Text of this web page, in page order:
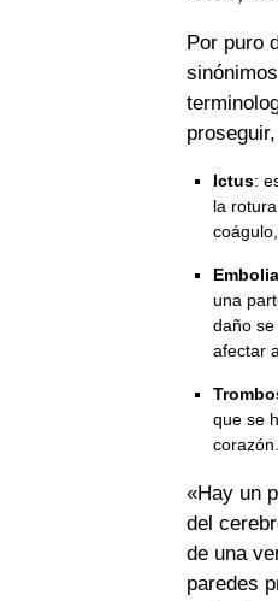
Por puro
Ictus:
la
Embolia
una
daño
afectar
que se
«Hay un
del
de una
paredes